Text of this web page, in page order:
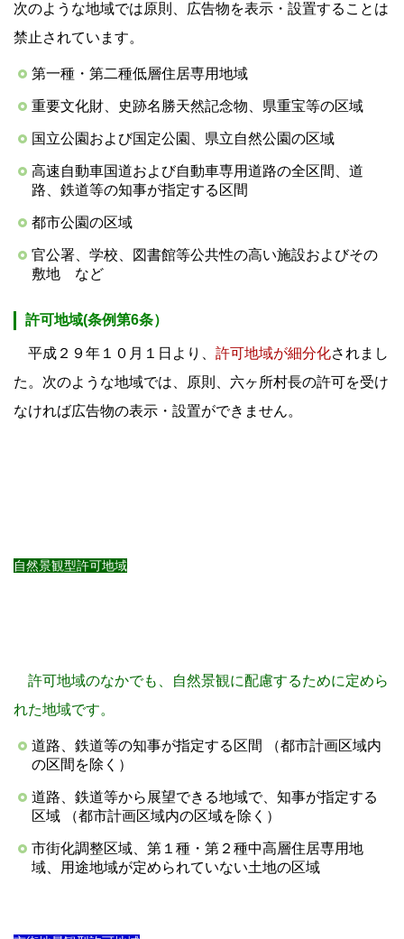
次のような地域では原則、広告物を表示・設置することは
禁止されています。
第一種・第二種低層住居専用地域
重要文化財、史跡名勝天然記念物、県重宝等の区域
国立公園および国定公園、県立自然公園の区域
高速自動車国道および自動車専用道路の全区間、道
路、鉄道等の知事が指定する区間
都市公園の区域
官公署、学校、図書館等公共性の高い施設およびその
敷地 など
許可地域(条例第6条）
平成２９年１０月１日より、 許可地域が細分化されまし
た。次のような地域では、原則、六ヶ所村長の許可を受け
なければ広告物の表示・設置ができません。
自然景観型許可地域
許可地域のなかでも、自然景観に配慮するために定めら
れた地域です。
道路、鉄道等の知事が指定する区間 （都市計画区域内
の区間を除く）
道路、鉄道等から展望できる地域で、知事が指定する
区域 （都市計画区域内の区域を除く）
市街化調整区域、第１種・第２種中高層住居専用地
域、用途地域が定められていない土地の区域